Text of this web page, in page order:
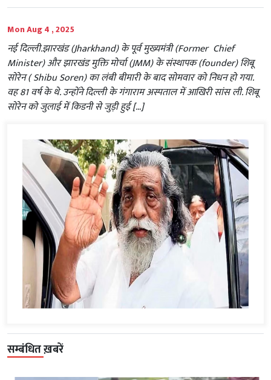
Mon Aug 4 , 2025
नई दिल्ली.झारखंड (Jharkhand) के पूर्व मुख्यमंत्री (Former Chief
Minister) और झारखंड मुक्ति मोर्चा (JMM) के संस्थापक (founder) शिबू
सोरेन ( Shibu Soren) का लंबी बीमारी के बाद सोमवार को निधन हो गया.
वह 81 वर्ष के थे. उन्होंने दिल्ली के गंगाराम अस्पताल में आखिरी सांस ली. शिबू
सोरेन को जुलाई में किडनी से जुड़ी हुई […]
सम्बंधित ख़बरें